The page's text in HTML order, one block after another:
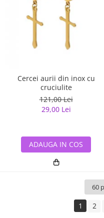
Cercei aurii din inox cu
cruciulite
121,00 Lei
29,00 Lei
ADAUGA IN COS
1 2